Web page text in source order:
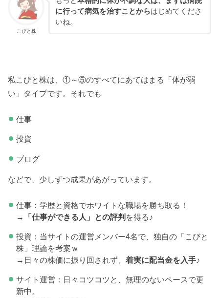
こびと株
に行って病気を治すことからはじめてくださ
いね。
私こびと株は、①～⑤のすべてにあてはまる「体が弱
い」タイプです。それでも
仕事
投資
ブログ
などで、少しずつ成果があがっています。
仕事：学歴と資格でホワイトな職場を勝ち取る！
→
「仕事ができる人」との評判 を得る♪
投資：当サイトの運営メンバー4名で、独自の「こびと
株」理論を考案ｗ
→日々の株価に振り回されず、 着実に配当金を入手♪
サイト運営：日々コツコツと、無理のないペースで更
新中。